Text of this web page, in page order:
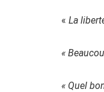
« La
«
« Quel